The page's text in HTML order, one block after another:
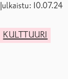
Julkaistu: 10.07.24
KULTTUURI